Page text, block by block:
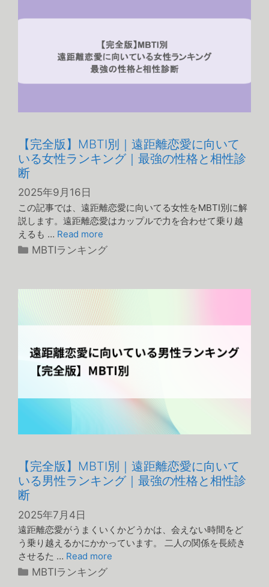
【完全版】MBTI別｜遠距離恋愛に向いて
いる女性ランキング｜最強の性格と相性診
断
2025年9月16日
この記事では、遠距離恋愛に向いてる女性をMBTI別に解
説します。遠距離恋愛はカップルで力を合わせて乗り越
えるも … Read more
カ
リ
ー
MBTIランキング
【完全版】MBTI別｜遠距離恋愛に向いて
いる男性ランキング｜最強の性格と相性診
断
2025年7月4日
遠距離恋愛がうまくいくかどうかは、会えない時間をど
う乗り越えるかにかかっています。 二人の関係を長続き
させるた … Read more
カ
MBTIランキング